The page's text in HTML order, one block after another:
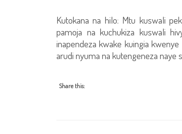
Kutokana na hilo: Mtu kuswali
pamoja na kuchukiza kuswali
inapendeza kwake kuingia
arudi nyuma na kutengeneza naye
Share this: